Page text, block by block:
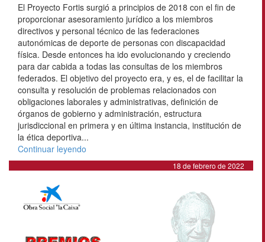
El Proyecto Fortis surgió a principios de 2018 con el fin de
proporcionar asesoramiento jurídico a los miembros
directivos y personal técnico de las federaciones
autonómicas de deporte de personas con discapacidad
física. Desde entonces ha ido evolucionando y creciendo
para dar cabida a todas las consultas de los miembros
federados. El objetivo del proyecto era, y es, el de facilitar la
consulta y resolución de problemas relacionados con
obligaciones laborales y administrativas, definición de
órganos de gobierno y administración, estructura
jurisdiccional en primera y en última instancia, institución de
la ética deportiva...
Continuar leyendo
18 de febrero de 2022